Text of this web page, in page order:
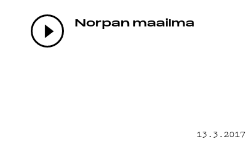
Norpan maailma
13.3.2017